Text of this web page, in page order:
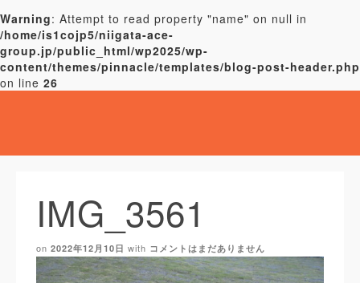
Warning: Attempt to read property "name" on null in
/home/is1cojp5/niigata-ace-
group.jp/public_html/wp2025/wp-
content/themes/pinnacle/templates/blog-post-header.php
on line 26
IMG_3561
on 2022年12月10日 with コメントはまだありません